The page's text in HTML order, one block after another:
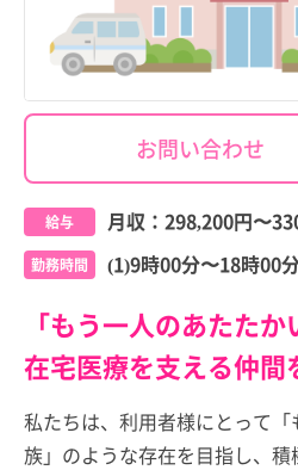
お問い合わせ
給与 月収： 298,200円〜
勤務時間 (1)9時00分〜18時00
「もう一人のあたたか
在宅医療を支える仲間
私たちは、利用者様にとって
族」のような存在を目指し、